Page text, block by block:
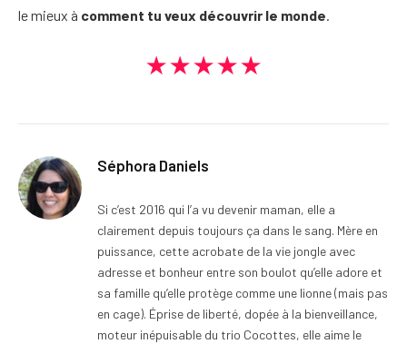
le mieux à comment tu veux découvrir le monde
★★★★★
Séphora Daniels
Si c’est 2016 qui l’a vu devenir maman, elle a
clairement depuis toujours ça dans le sang. Mère en
puissance, cette acrobate de la vie jongle avec
adresse et bonheur entre son boulot qu’elle adore et
sa famille qu’elle protège comme une lionne (mais pas
en cage). Éprise de liberté, dopée à la bienveillance,
moteur inépuisable du trio Cocottes, elle aime le